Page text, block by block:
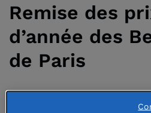
Remise des
d’année des
de Paris